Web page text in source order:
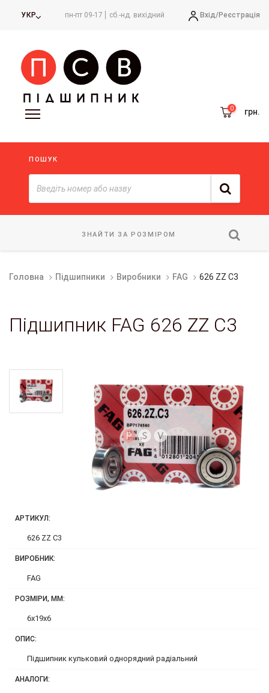
УКР пн-пт 09-17 сб.-нд. вихідний Вхід/Реєстрація
грн.
ПОШУК
ЗНАЙТИ ЗА РОЗМІРОМ
Головна Підшипники Виробники FAG 626 ZZ C3
Підшипник FAG 626 ZZ C3
АРТИКУЛ:
626 ZZ C3
ВИРОБНИК:
FAG
РОЗМІРИ, ММ:
6x19x6
ОПИС:
Підшипник кульковий однорядний радіальний
АНАЛОГИ: